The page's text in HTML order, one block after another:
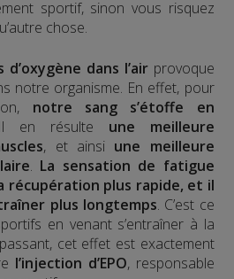
sportif, sinon vous risquez
chose.
d’oxygène dans l’airprovoque
notre organisme. En effet, pour
notre sang s’étoffe en
en résulte une meilleure
, et ainsi une meilleure
. La sensation de fatigue
récupération plus rapide, et il
plus longtemps. C’est ce
en venant s’entraîner à la
cet effet est exactement
l’injection d’EPO, responsable